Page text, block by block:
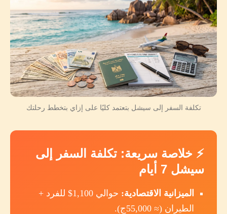
تكلفة السفر إلى سيشل بتعتمد كليًا على إزاي بتخطط رحلتك
⚡ خلاصة سريعة: تكلفة السفر إلى
سيشل 7 أيام
الميزانية الاقتصادية:
حوالي 1,100$ للفرد +
الطيران (≈ 55,000ج).